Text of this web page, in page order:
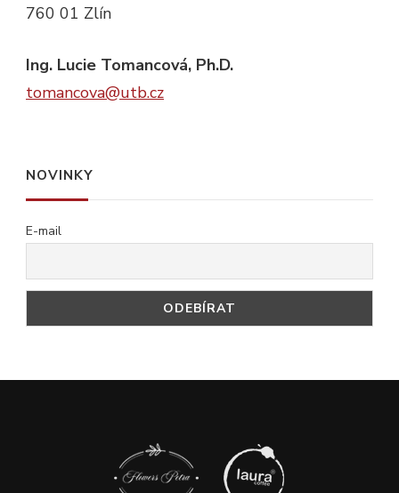
760 01 Zlín
Ing. Lucie Tomancová, Ph.D.
tomancova@utb.cz
NOVINKY
E-mail